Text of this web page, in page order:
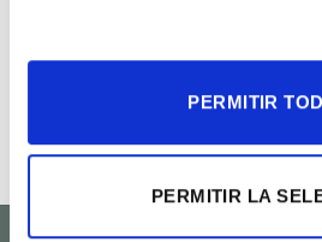
PERMITIR
PERMITIR LA
Orquídea super